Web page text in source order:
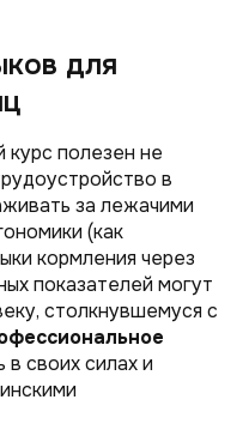
для
полезен не
в
за лежачими
(как
кормления через
показателей могут
столкнувшемуся с
своих силах и